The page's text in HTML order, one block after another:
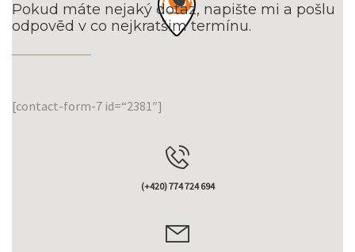
Pokud máte nejaký dotaz, napište mi a pošlu
odpovēd v co nejkratšim termínu.
[contact-form-7 id=“2381″]
(+420) 774 724 694